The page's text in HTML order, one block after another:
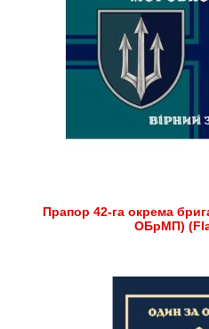
Прапор 42-га окрема
ОБрМП)